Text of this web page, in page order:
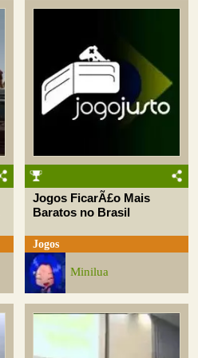
Jogos FicarÃ£o Mais
Baratos no Brasil
Jogos
Minilua